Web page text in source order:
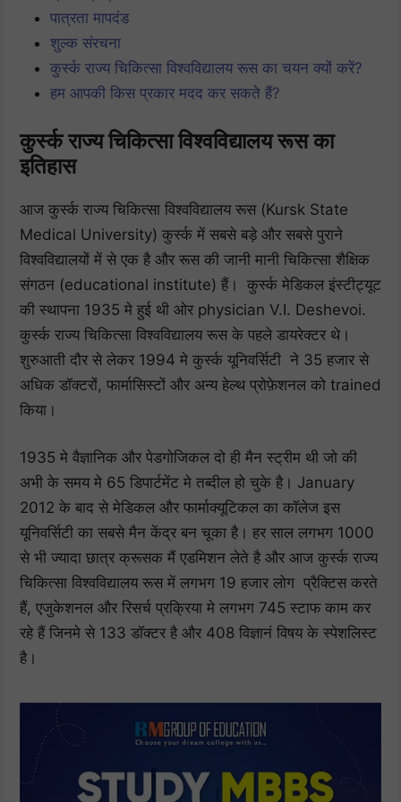
पात्रता मापदंड
शुल्क संरचना
कुर्स्क राज्य चिकित्सा विश्वविद्यालय रूस का चयन क्यों करें?
हम आपकी किस प्रकार मदद कर सकते हैं?
कुर्स्क राज्य चिकित्सा विश्वविद्यालय रूस का
इतिहास
आज कुर्स्क राज्य चिकित्सा विश्वविद्यालय रूस (Kursk State
Medical University) कुर्स्क में सबसे बड़े और सबसे पुराने
विश्वविद्यालयों में से एक है और रूस की जानी मानी चिकित्सा शैक्षिक
संगठन (educational institute) हैं। कुर्स्क मेडिकल इंस्टीट्यूट
की स्थापना 1935 मे हुई थी ओर physician V.I. Deshevoi.
कुर्स्क राज्य चिकित्सा विश्वविद्यालय रूस के पहले डायरेक्टर थे।
शुरुआती दौर से लेकर 1994 मे कुर्स्क यूनिवर्सिटी ने 35 हजार से
अधिक डॉक्टरों, फार्मासिस्टों और अन्य हेल्थ प्रोफ़ेशनल को trained
किया।
1935 मे वैज्ञानिक और पेडगोजिकल दो ही मैन स्ट्रीम थी जो की
अभी के समय मे 65 डिपार्टमेंट मे तब्दील हो चुके है। January
2012 के बाद से मेडिकल और फार्माक्यूटिकल का कॉलेज इस
यूनिवर्सिटी का सबसे मैन केंद्र बन चूका है। हर साल लगभग 1000
से भी ज्यादा छात्र क्रूसक मैं एडमिशन लेते है और आज कुर्स्क राज्य
चिकित्सा विश्वविद्यालय रूस में लगभग 19 हजार लोग प्रैक्टिस करते
हैं, एजुकेशनल और रिसर्च प्रक्रिया मे लगभग 745 स्टाफ काम कर
रहे हैं जिनमे से 133 डॉक्टर है और 408 विज्ञानं विषय के स्पेशलिस्ट
है।